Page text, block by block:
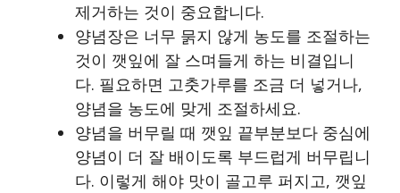
제거하는 것이 중요합니다.
양념장은 너무 묽지 않게 농도를 조절하는
것이 깻잎에 잘 스며들게 하는 비결입니
다. 필요하면 고춧가루를 조금 더 넣거나,
양념을 농도에 맞게 조절하세요.
양념을 버무릴 때 깻잎 끝부분보다 중심에
양념이 더 잘 배이도록 부드럽게 버무립니
다. 이렇게 해야 맛이 골고루 퍼지고, 깻잎